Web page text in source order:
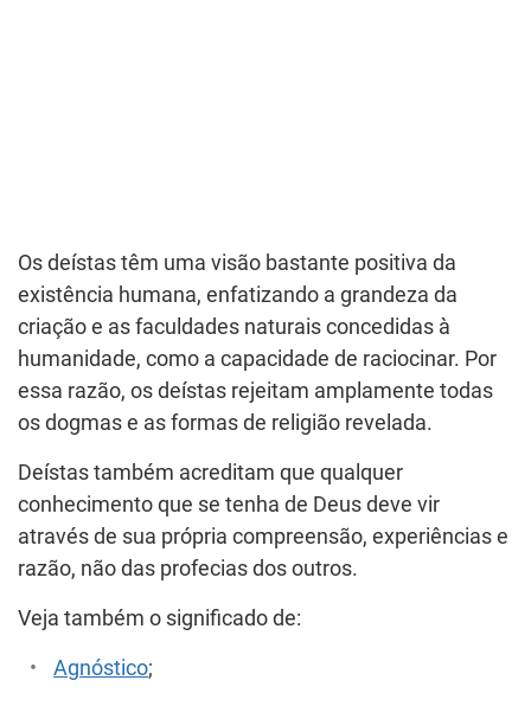
Os deístas têm uma visão bastante positiva da
existência humana, enfatizando a grandeza da
criação e as faculdades naturais concedidas à
humanidade, como a capacidade de raciocinar. Por
essa razão, os deístas rejeitam amplamente todas
os dogmas e as formas de religião revelada.
Deístas também acreditam que qualquer
conhecimento que se tenha de Deus deve vir
através de sua própria compreensão, experiências e
razão, não das profecias dos outros.
Veja também o significado de:
Agnóstico;